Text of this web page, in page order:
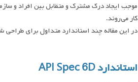
موجب ایجاد درک مشترک و متقابل بین افراد و
کار می‌روند.
در این مقاله چند استاندارد متداول برای
استاندارد API Spec 6D